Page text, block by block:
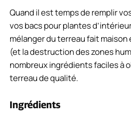
Quand il est temps de remplir
vos bacs pour plantes
mélanger du terreau fait
(et la destruction des zones
nombreux ingrédients faciles à
terreau de qualité.
Ingrédients